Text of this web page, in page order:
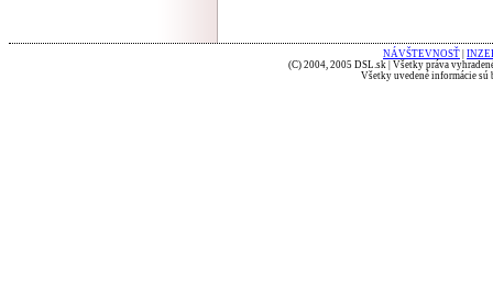
NÁVŠTEVNOSŤ
(C) 2004, 2005 DSL.sk | Všetky práva
Všetky uvedené informácie sú